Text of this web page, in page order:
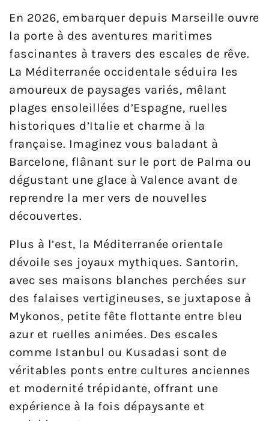
En 2026, embarquer depuis Marseille ouvre
la porte à des aventures maritimes
fascinantes à travers des escales de rêve.
La Méditerranée occidentale séduira les
amoureux de paysages variés, mêlant
plages ensoleillées d’Espagne, ruelles
historiques d’Italie et charme à la
française. Imaginez vous baladant à
Barcelone, flânant sur le port de Palma ou
dégustant une glace à Valence avant de
reprendre la mer vers de nouvelles
découvertes.
Plus à l’est, la Méditerranée orientale
dévoile ses joyaux mythiques. Santorin,
avec ses maisons blanches perchées sur
des falaises vertigineuses, se juxtapose à
Mykonos, petite fête flottante entre bleu
azur et ruelles animées. Des escales
comme Istanbul ou Kusadasi sont de
véritables ponts entre cultures anciennes
et modernité trépidante, offrant une
expérience à la fois dépaysante et